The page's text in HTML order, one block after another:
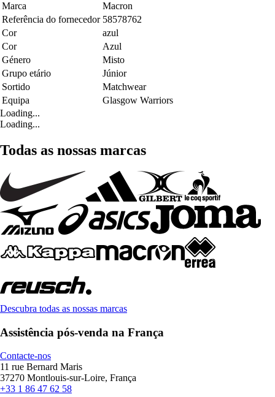
Marca
Macron
Referência do fornecedor 58578762
Cor
azul
Cor
Azul
Género
Misto
Grupo etário
Júnior
Sortido
Matchwear
Equipa
Glasgow Warriors
Loading...
Loading...
Todas as nossas marcas
Descubra todas as nossas marcas
Assistência pós-venda na França
Contacte-nos
11 rue Bernard Maris
37270 Montlouis-sur-Loire, França
+33 1 86 47 62 58